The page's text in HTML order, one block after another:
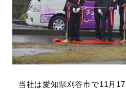
当社は愛知県刈谷市で11 月 17